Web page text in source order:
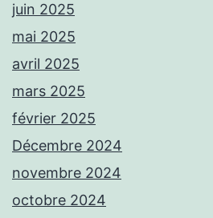
juin 2025
mai 2025
avril 2025
mars 2025
février 2025
Décembre 2024
novembre 2024
octobre 2024